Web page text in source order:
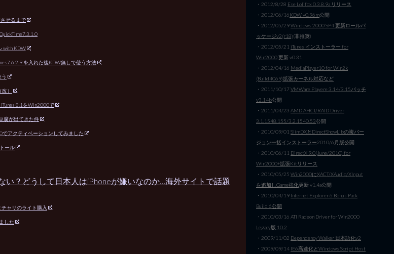
せるまで
with KDW
を入れた後KDW無しで使う方法
）
8.1をWin2000で
腐が出てきた件
でアクティベーションしてみました
ール
い？どうして日本人はiPhoneが嫌いなのか…海外サイトで話題
ャリのライト購入
した
・2012/8/28 Ese Lolifox 0.3.8.9a リリース
・2012/06/16KDW v0.96m公開
・2012/05/29Windows 2000 SP4 更新ロールパ
ッケージv2(r18)(非推奨)
・2012/05/21 iTunes インストーラー for
Win2000更新 v0.31
・2012/04/16 MediaPlayer10 for Win2k
(Build4069)拡張カーネル対応など
・2011/10/17VMWare Playere 3.14/3.15パッチ
v3.14b公開
・2011/04/23 AMD AHCI/RAID Driver
3.1.1548.155/3.2.1540.53公開
・2010/09/01 SlimDXとDirectShowLibの複バー
ジョン一括インストーラー2010/6月版公開
・2010/06/11 DirectX 9.0(June/2010) for
Win2000+拡張Kitリリース
・2010/05/25 Win2000にXACT/XAudio/XInput
を追加しGame強化更新 v1.4a公開
・2010/04/19 Internet Explorer 6 Bonus Pack
Build 6公開
・2010/03/16 ATI Radeon Driver for Win2000
Legacy版 10.2
・2009/11/02 Dependency Walker 日本語化v2
・2009/09/14 IE6高速化とWindows Script Host